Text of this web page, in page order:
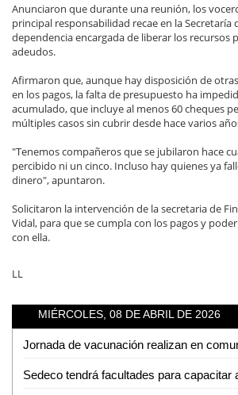
Anunciaron que durante una reunión, los
principal responsabilidad recae en la Secretaría
dependencia encargada de liberar los recursos
adeudos.
Afirmaron que, aunque hay disposición de
en los pagos, la falta de presupuesto ha
acumulado, que incluye al menos 60 cheques
múltiples casos sin cubrir desde hace varios
"Tenemos compañeros que se jubilaron hace
percibido ni un cinco. Incluso hay quienes ya
dinero", apuntaron.
Solicitaron la intervención de la secretaria de
Vidal, para que se cumpla con los pagos y
con ella.
LL
MIÉRCOLES, 08 DE ABRIL DE 2026
Jornada de vacunación realizan en